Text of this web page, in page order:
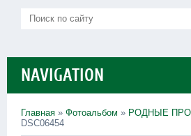
NAVIGATION
Главная » Фотоальбом » РОДНЫЕ
DSC06454